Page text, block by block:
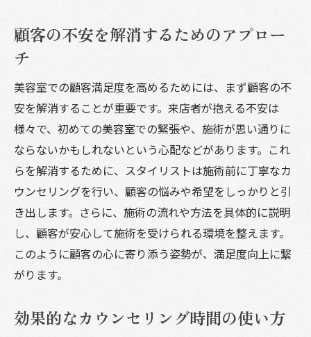
顧客の不安を解消するためのアプロー
チ
美容室での顧客満足度を高めるためには、まず顧客の不
安を解消することが重要です。来店者が抱える不安は
様々で、初めての美容室での緊張や、施術が思い通りに
ならないかもしれないという心配などがあります。これ
らを解消するために、スタイリストは施術前に丁寧なカ
ウンセリングを行い、顧客の悩みや希望をしっかりと引
き出します。さらに、施術の流れや方法を具体的に説明
し、顧客が安心して施術を受けられる環境を整えます。
このように顧客の心に寄り添う姿勢が、満足度向上に繋
がります。
効果的なカウンセリング時間の使い方